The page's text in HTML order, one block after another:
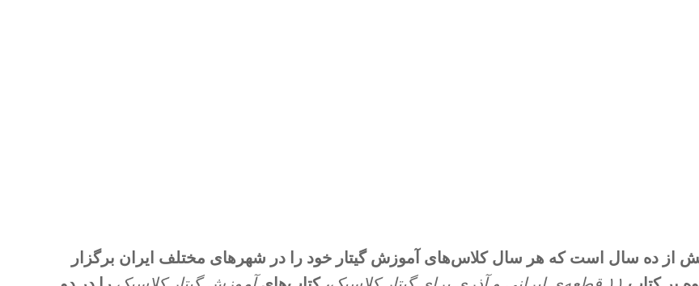
از ده سال است که هر سال کلاس‌های آموزش گیتار خود را در شهرهای مختلف ایران برگزار